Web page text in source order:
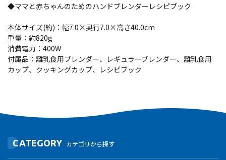
◆ママと赤ちゃんのためのハンドブレンダーレシピブック
本体サイズ(約)：幅7.0×奥行7.0×高さ40.0cm
重量：約820g
消費電力：400W
付属品：離乳食用ブレンダー、レギュラーブレンダー、離乳食用
カップ、クッキングカップ、レシピブック
CATEGORY カテゴリから探す